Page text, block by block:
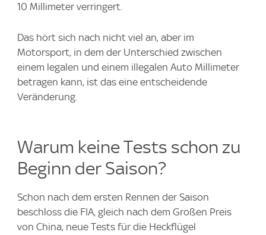
10 Millimeter verringert.
Das hört sich nach nicht viel an, aber im
Motorsport, in dem der Unterschied zwischen
einem legalen und einem illegalen Auto Millimeter
betragen kann, ist das eine entscheidende
Veränderung.
Warum keine Tests schon zu
Beginn der Saison?
Schon nach dem ersten Rennen der Saison
beschloss die FIA, gleich nach dem Großen Preis
von China, neue Tests für die Heckflügel